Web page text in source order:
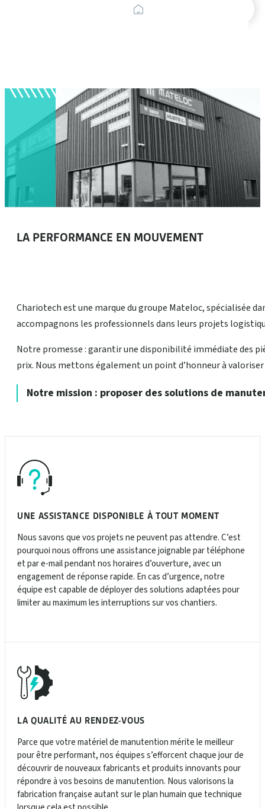
LA PERFORMANCE EN MOUVEMENT
Chariotech est une marque du groupe Mateloc, spécialisée
accompagnons les professionnels dans leurs projets
Notre promesse : garantir une disponibilité immédiate des
prix. Nous mettons également un point d’honneur à
Notre mission : proposer des solutions de
UNE ASSISTANCE DISPONIBLE À TOUT MOMENT
Nous savons que vos projets ne peuvent pas attendre. C’est
pourquoi nous offrons une assistance joignable par téléphone
et par e-mail pendant nos horaires d’ouverture, avec un
engagement de réponse rapide. En cas d’urgence, notre
équipe est capable de déployer des solutions adaptées pour
limiter au maximum les interruptions sur vos chantiers.
LA QUALITÉ AU RENDEZ-VOUS
Parce que votre matériel de manutention mérite le meilleur
pour être performant, nos équipes s’efforcent chaque jour de
découvrir de nouveaux fabricants et produits innovants pour
répondre à vos besoins de manutention. Nous valorisons la
fabrication française autant sur le plan humain que technique